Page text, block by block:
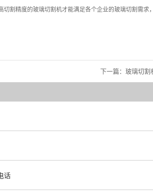
割精度的玻璃切割机才能满足各个企业的玻璃切割需求
下一篇： 玻璃切割
话